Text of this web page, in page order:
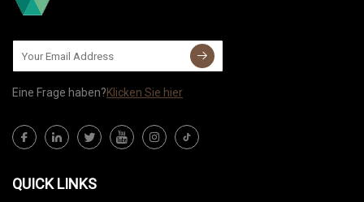
Eine Frage haben?Klicken Sie hier
QUICK LINKS